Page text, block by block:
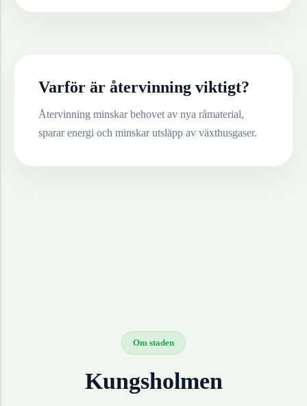
Varför är återvinning viktigt?
Återvinning minskar behovet av nya råmaterial,
sparar energi och minskar utsläpp av växthusgaser.
Om staden
Kungsholmen